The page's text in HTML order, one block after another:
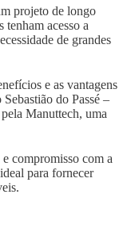
projeto de longo
tenham acesso a
de grandes
e as vantagens
do Passé –
Manuttech, uma
compromisso com a
para fornecer